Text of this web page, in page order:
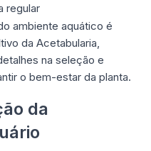
regular
ambiente aquático é
da Acetabularia,
na seleção e
o bem-estar da planta.
da